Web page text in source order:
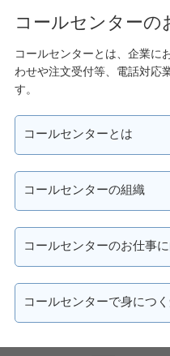
コールセンターの
コールセンターとは、企業に
わせや注文受付等、電話対応
す。
コールセンターとは
コールセンターの組織
コールセンターのお仕事
コールセンターで身につ